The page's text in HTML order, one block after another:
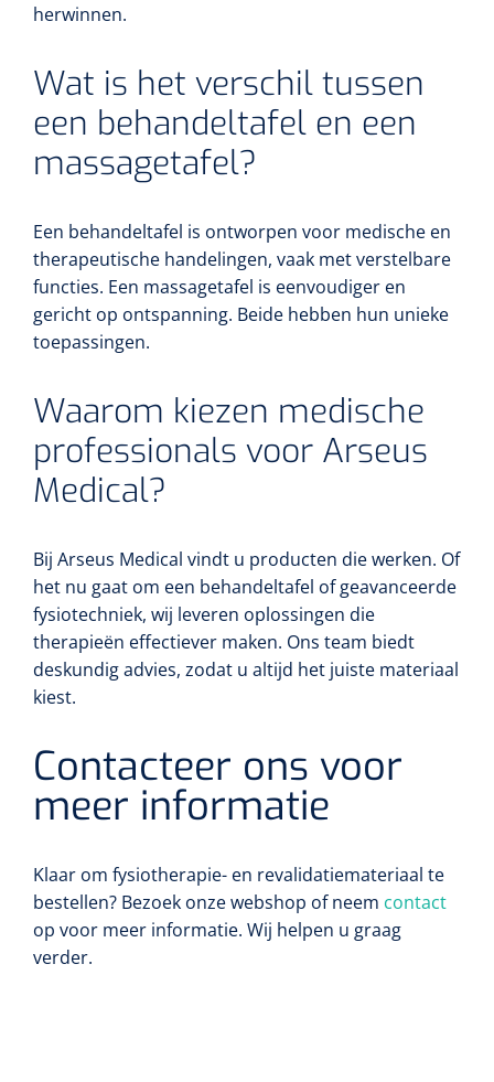
herwinnen.
Wat is het verschil tussen
een behandeltafel en een
massagetafel?
Een behandeltafel is ontworpen voor medische en
therapeutische handelingen, vaak met verstelbare
functies. Een massagetafel is eenvoudiger en
gericht op ontspanning. Beide hebben hun unieke
toepassingen.
Waarom kiezen medische
professionals voor Arseus
Medical?
Bij Arseus Medical vindt u producten die werken. Of
het nu gaat om een behandeltafel of geavanceerde
fysiotechniek, wij leveren oplossingen die
therapieën effectiever maken. Ons team biedt
deskundig advies, zodat u altijd het juiste materiaal
kiest.
Contacteer ons voor
meer informatie
Klaar om fysiotherapie- en revalidatiemateriaal te
bestellen? Bezoek onze webshop of neem contact
op voor meer informatie. Wij helpen u graag
verder.